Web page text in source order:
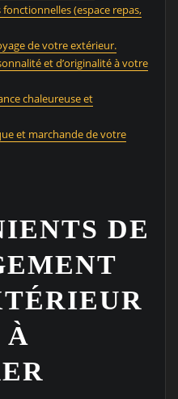
(espace repas,
de votre extérieur.
et d’originalité à votre
chaleureuse et
et marchande de votre
DE
À